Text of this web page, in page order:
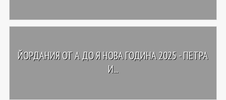
ЙОРДАНИЯ ОТ А ДО Я НОВА ГОДИНА 2025 - ПЕТРА
И...